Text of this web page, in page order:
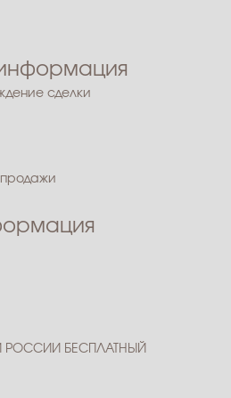
сделки
БЕСПЛАТНЫЙ